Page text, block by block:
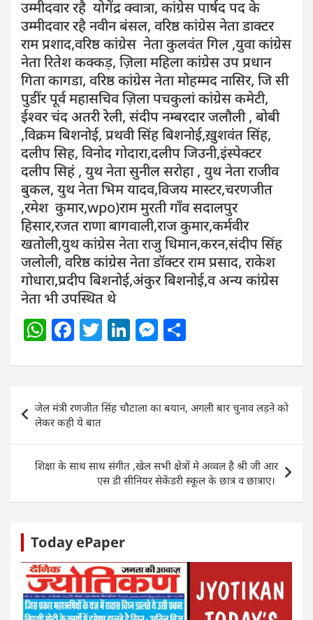
उम्मीदवार रहै योगेंद्र क्वात्रा, कांग्रेस पार्षद पद के
उम्मीदवार रहै नवीन बंसल, वरिष्ठ कांग्रेस नेता डाक्टर
राम प्रशाद,वरिष्ठ कांग्रेस नेता कुलवंत गिल ,युवा कांग्रेस
नेता रितेश कक्कड़, ज़िला महिला कांग्रेस उप प्रधान
गिता कागडा, वरिष्ठ कांग्रेस नेता मोहम्मद नासिर, जि सी
पुडींर पूर्व महासचिव ज़िला पचकुलां कांग्रेस कमेटी,
ईश्वर चंद अतरी रेली, संदीप नम्बरदार जलौली , बोबी
,विक्रम बिशनोई, प्रथवी सिंह बिशनोई,ख़ुशवंत सिंह,
दलीप सिह, विनोद गोदारा,दलीप जिउनी,इंस्पेक्टर
दलीप सिहं , युथ नेता सुनील सरोहा , युथ नेता राजीव
बुकल, युथ नेता भिम यादव,विजय मास्टर,चरणजीत
,रमेश कुमार,wpo)राम मुरती गाँव सदालपुर
हिसार,रजत राणा बागवाली,राज कुमार,कर्मवीर
खतोली,युथ कांग्रेस नेता राजु धिमान,करन,संदीप सिंह
जलोली, वरिष्ठ कांग्रेस नेता डॉक्टर राम प्रसाद, राकेश
गोधारा,प्रदीप बिशनोई,अंकुर बिशनोई,व अन्य कांग्रेस
नेता भी उपस्थित थे
W
at
s
A
p
p
F
c
e
b
o
o
T
itt
er
Li
k
e
dI
n
M
ss
e
n
g
er
ar
e
Post
navigation
जेल मंत्री रणजीत सिंह चौटाला का बयान, अगली बार चुनाव लड़ने को
लेकर कही ये बात
शिक्षा के साथ साथ संगीत ,खेल सभी क्षेत्रों मे अव्वल है श्री जी आर
एस डी सीनियर सेकेंडरी स्कूल के छात्र व छात्राए।
Today ePaper